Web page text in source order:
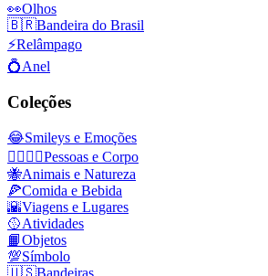
👀Olhos
🇧🇷Bandeira do Brasil
⚡Relâmpago
💍Anel
Coleções
😂Smileys e Emoções
👩‍❤️‍💋‍👨Pessoas e Corpo
🐝Animais e Natureza
🍕Comida e Bebida
🌇Viagens e Lugares
🥎Atividades
📙Objetos
💯Símbolo